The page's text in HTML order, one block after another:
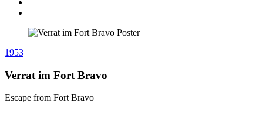
1953
Verrat im Fort Bravo
Escape from Fort Bravo